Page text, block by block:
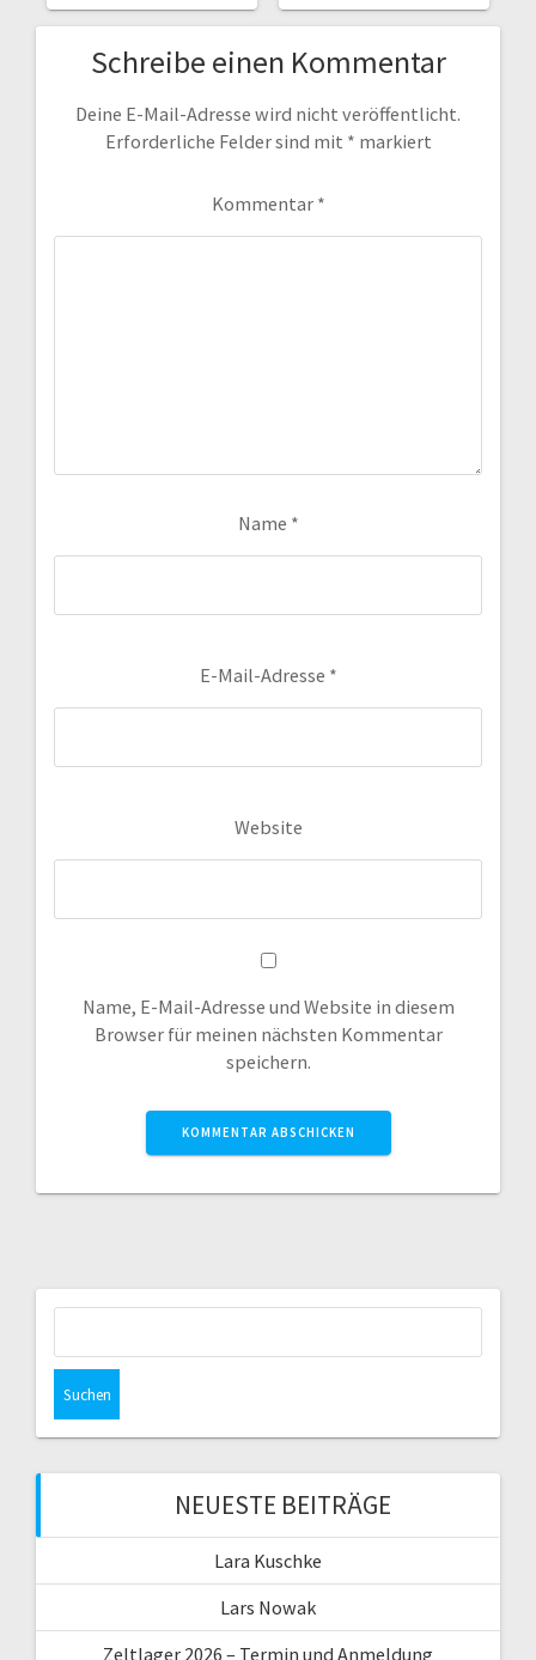
Schreibe einen Kommentar
Deine E-Mail-Adresse wird nicht veröffentlicht.
Erforderliche Felder sind mit * markiert
Kommentar *
Name *
E-Mail-Adresse *
Website
Name, E-Mail-Adresse und Website in diesem
Browser für meinen nächsten Kommentar
speichern.
NEUESTE BEITRÄGE
Lara Kuschke
Lars Nowak
Zeltlager 2026 – Termin und Anmeldung